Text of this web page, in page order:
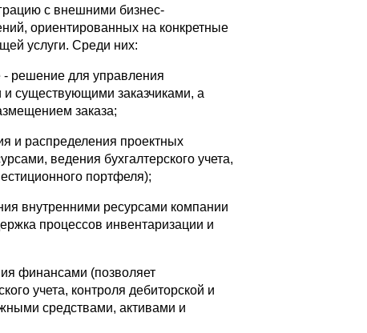
с внешними бизнес-
ориентированных на конкретные
услуги. Среди них:
решение для управления
существующими заказчиками, а
заказа;
и распределения проектных
ведения бухгалтерского учета,
портфеля);
внутренними ресурсами компании
процессов инвентаризации и
финансами (позволяет
учета, контроля дебиторской и
средствами, активами и